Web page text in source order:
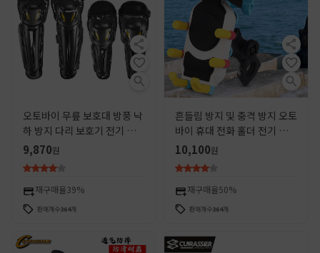
오토바이 무릎 보호대 방풍 낙
하 방지 다리 보호기 전기 차량
보호기 오프로드 기관차 팔꿈
치 보호기 기사 장비 사계절
9,870원
재구매율39%
판매개수364개
흔들림 방지 및 충격 방지 오토
바이 휴대 전화 홀더 전기 차량
테이크 아웃 라이더 방수 선 스
크린 휴대 전화 홀더 오토바이
여행 장비
10,100원
재구매율50%
판매개수364개